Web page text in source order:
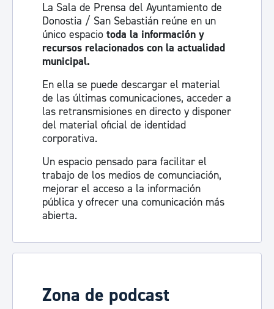
La Sala de Prensa del Ayuntamiento de
Donostia / San Sebastián reúne en un
único espacio toda la información y
recursos relacionados con la actualidad
municipal.
En ella se puede descargar el material
de las últimas comunicaciones, acceder a
las retransmisiones en directo y disponer
del material oficial de identidad
corporativa.
Un espacio pensado para facilitar el
trabajo de los medios de comunciación,
mejorar el acceso a la información
pública y ofrecer una comunicación más
abierta.
Visita la sala de prensa
Zona de podcast